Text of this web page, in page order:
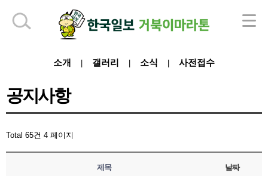
소개 갤러리 소식 사전접수
공지사항
Total 65건 4 페이지
제목 날짜
하단 영역